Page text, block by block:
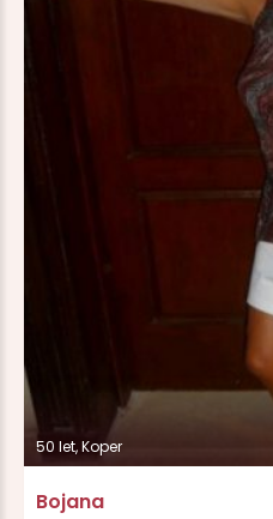
50 let, Koper
Bojana